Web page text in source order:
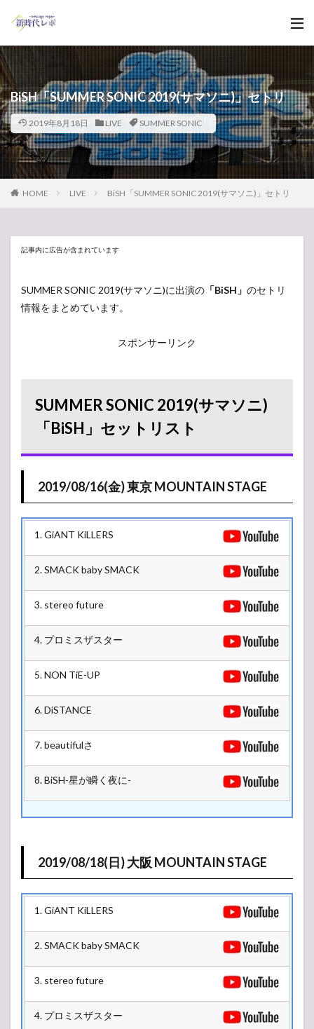
BiSH「SUMMER SONIC 2019(サマソニ)」セトリ
2019年8月18日 LIVE SUMMER SONIC
HOME LIVE BiSH「SUMMER SONIC 2019(サマソニ)」セトリ
記事内に広告が含まれています
SUMMER SONIC 2019(サマソニ)に出演の 「BiSH」 のセトリ
情報をまとめています。
スポンサーリンク
SUMMER SONIC 2019(サマソニ)
「BiSH」セットリスト
2019/08/16(金) 東京 MOUNTAIN STAGE
1. GiANT KiLLERS
2. SMACK baby SMACK
3. stereo future
4. プロミスザスター
5. NON TiE-UP
6. DiSTANCE
7. beautifulさ
8. BiSH-星が瞬く夜に-
2019/08/18(日) 大阪 MOUNTAIN STAGE
1. GiANT KiLLERS
2. SMACK baby SMACK
3. stereo future
4. プロミスザスター